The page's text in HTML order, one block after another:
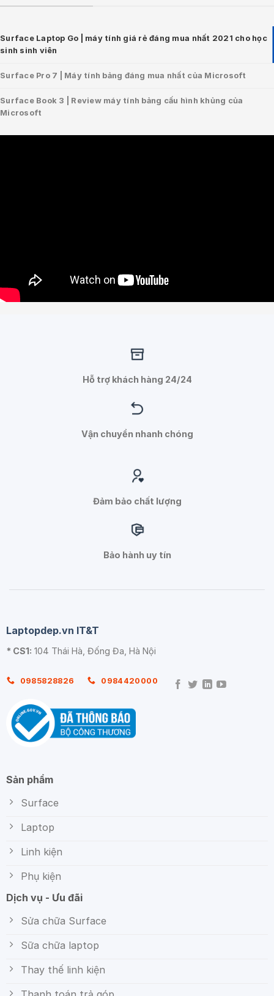
Surface Laptop Go | máy tính giá rẻ đáng mua nhất 2021 cho học
sinh sinh viên
Surface Pro 7 | Máy tính bảng đáng mua nhất của Microsoft
Surface Book 3 | Review máy tính bảng cấu hình khủng của
Microsoft
Hỗ trợ khách hàng 24/24
Vận chuyển nhanh chóng
Đảm bảo chất lượng
Bảo hành uy tín
Laptopdep.vn IT&T
* CS1: 104 Thái Hà, Đống Đa, Hà Nội
0985828826 0984420000
Sản phẩm
Surface
Laptop
Linh kiện
Phụ kiện
Dịch vụ - Ưu đãi
Sửa chữa Surface
Sữa chữa laptop
Thay thế linh kiện